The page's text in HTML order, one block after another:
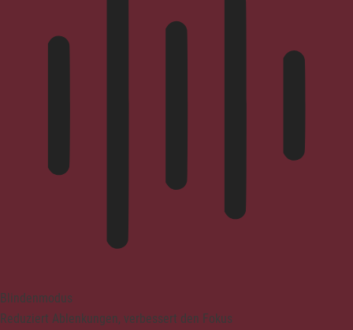
Blindenmodus
Reduziert Ablenkungen, verbessert den Fokus